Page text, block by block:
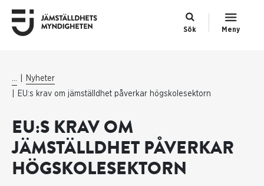
Sök Meny
...
Nyheter
EU:s krav om jämställdhet påverkar högskolesektorn
EU:S KRAV OM
JÄMSTÄLLDHET PÅVERKAR
HÖGSKOLESEKTORN